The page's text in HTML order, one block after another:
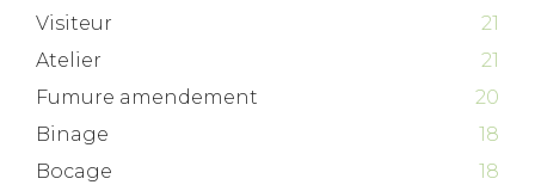
Visiteur
21
Atelier
21
Fumure amendement
20
Binage
18
Bocage
18